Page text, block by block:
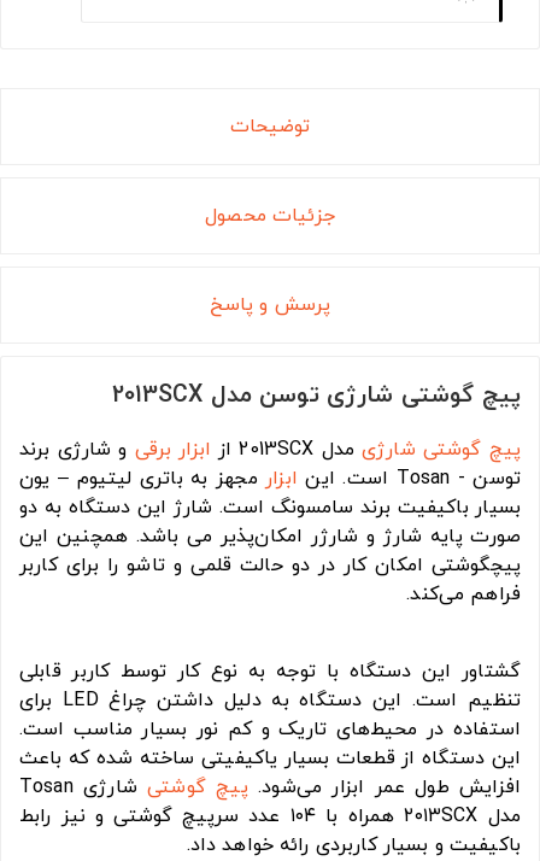
توضیحات
جزئیات محصول
پرسش و پاسخ
پیچ گوشتی شارژی توسن مدل 2013SCX
پیچ گوشتی شارژیمدل 2013SCX از ابزار برقی و شارژی برند
توسن - Tosan است. این
ابزار مجهز به باتری لیتیوم – یون
بسیار باکیفیت برند سامسونگ است. شارژ این دستگاه به دو
صورت پایه شارژ و شارژر امکان‌پذیر می باشد. همچنین این
پیچگوشتی امکان کار در دو حالت قلمی و تاشو را برای کاربر
فراهم می‌کند.
گشتاور این دستگاه با توجه به نوع کار توسط کاربر قابلی
تنظیم است. این دستگاه به دلیل داشتن چراغ LED برای
استفاده در محیط‌های تاریک و کم نور بسیار مناسب است.
این دستگاه از قطعات بسیار یاکیفیتی ساخته شده‌ که باعث
افزایش طول عمر ابزار می‌شود. پیچ گوشتی
شارژی Tosan
مدل ۲۰۱۳SCX همراه با ۱۰۴ عدد سرپیچ گوشتی و نیز رابط
باکیفیت و بسیار کاربردی رائه خواهد داد.